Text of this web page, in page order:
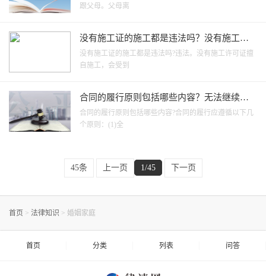
跟父母。父母离
没有施工证的施工都是违法吗？没有施工许
可证可以签发开工令吗？|视焦点讯
没有施工证的施工都是违法吗?违法。没有施工许可证擅
自施工，会受到
合同的履行原则包括哪些内容？无法继续履
行的合同该如何处理？
合同的履行原则包括哪些内容?合同的履行应遵循以下几
个原则：(1)全
45条 上一页 1/45 下一页
首页 > 法律知识 > 婚姻家庭
首页 分类 列表 问答